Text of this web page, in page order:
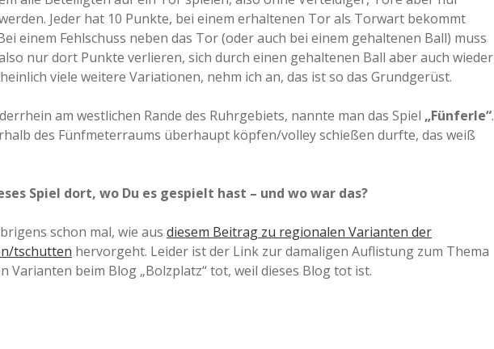
a
a
d
e
Jeder hat 10 Punkte, bei einem erhaltenen Tor als Torwart bekommt
einem Fehlschuss neben das Tor (oder auch bei einem gehaltenen Ball) muss
nur dort Punkte verlieren, sich durch einen gehaltenen Ball aber auch wieder
viele weitere Variationen, nehm ich an, das ist so das Grundgerüst.
am westlichen Rande des Ruhrgebiets, nannte man das Spiel „Fünferle“.
des Fünfmeterraums überhaupt köpfen/volley schießen durfte, das weiß
Spiel dort, wo Du es gespielt hast – und wo war das?
schon mal, wie aus diesem Beitrag zu regionalen Varianten der
tschutten hervorgeht. Leider ist der Link zur damaligen Auflistung zum Thema
Varianten beim Blog „Bolzplatz“ tot, weil dieses Blog tot ist.